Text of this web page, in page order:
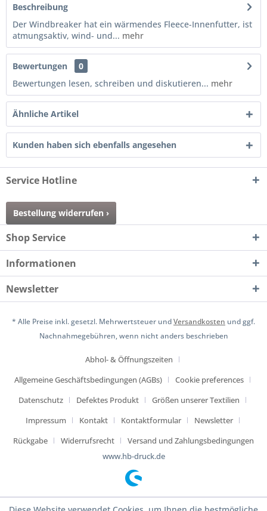
Beschreibung
Der Windbreaker hat ein wärmendes Fleece-Innenfutter, ist
atmungsaktiv, wind- und... mehr
Bewertungen
0
Bewertungen lesen, schreiben und diskutieren... mehr
Ähnliche Artikel
Kunden haben sich ebenfalls angesehen
Service Hotline
Bestellung widerrufen ›
Shop Service
Informationen
Newsletter
* Alle Preise inkl. gesetzl. Mehrwertsteuer undVersandkosten und ggf.
Nachnahmegebühren, wenn nicht anders beschrieben
Abhol- & Öffnungszeiten
Allgemeine Geschäftsbedingungen (AGBs)
Cookie preferences
Datenschutz
Defektes Produkt
Größen unserer Textilien
Impressum
Kontakt Kontaktformular
Newsletter
Rückgabe
Widerrufsrecht
Versand und Zahlungsbedingungen
www.hb-druck.de